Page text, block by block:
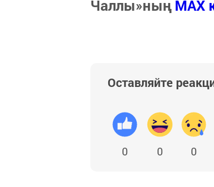
Чаллы»ныңMAX
Оставляйте
0 0 0